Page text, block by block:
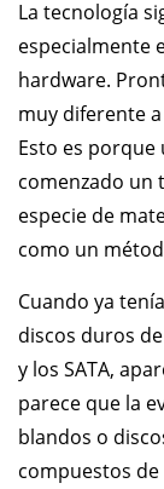
La tecnología
especialmente
hardware.
muy diferente
Esto es
comenzado un
especie de
como un
Cuando ya
discos duros
y los SATA,
parece que la
blandos o
compuestos